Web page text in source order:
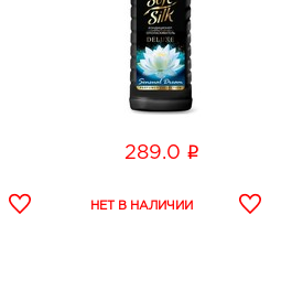
289.0 i